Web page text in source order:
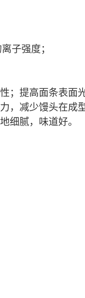
子强度；
；提高面条表面光
，减少馒头在成
细腻，味道好。